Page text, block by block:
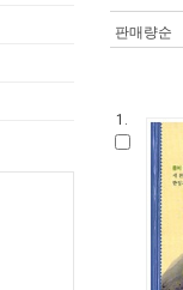
판매량순
1.